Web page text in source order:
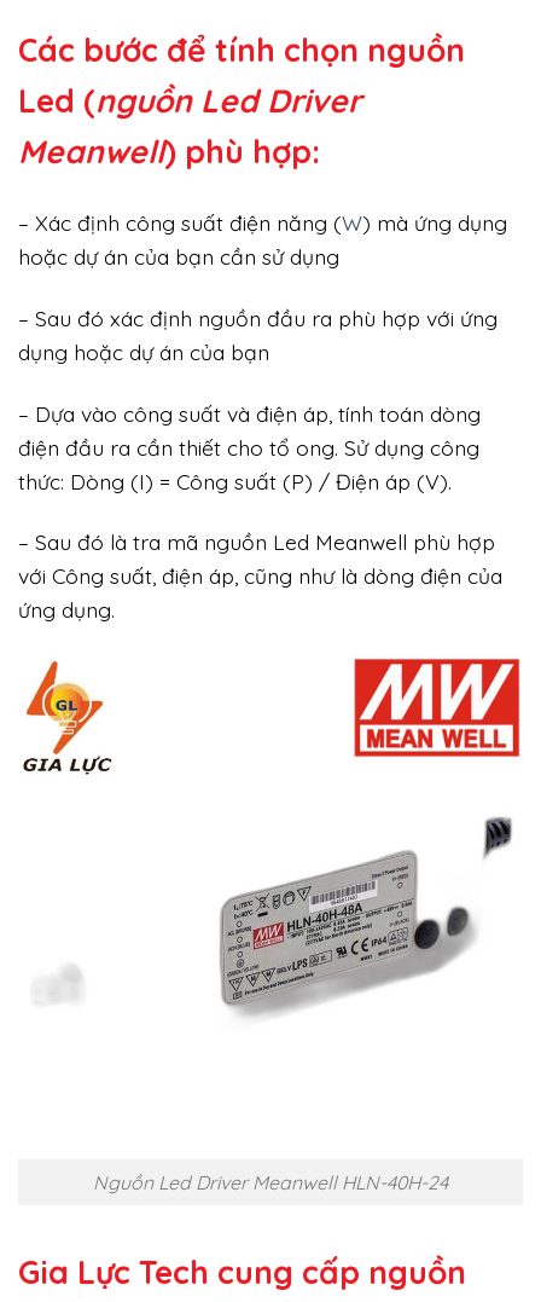
Các bước để tính chọn nguồn
Led (nguồn Led Driver
Meanwell) phù hợp:
– Xác định công suất điện năng (W) mà ứng dụng
hoặc dự án của bạn cần sử dụng
– Sau đó xác định nguồn đầu ra phù hợp với ứng
dụng hoặc dự án của bạn
– Dựa vào công suất và điện áp, tính toán dòng
điện đầu ra cần thiết cho tổ ong. Sử dụng công
thức: Dòng (I) = Công suất (P) / Điện áp (V).
– Sau đó là tra mã nguồn Led Meanwell phù hợp
với Công suất, điện áp, cũng như là dòng điện của
ứng dụng.
Nguồn Led Driver Meanwell HLN-40H-24
Gia Lực Tech cung cấp nguồn